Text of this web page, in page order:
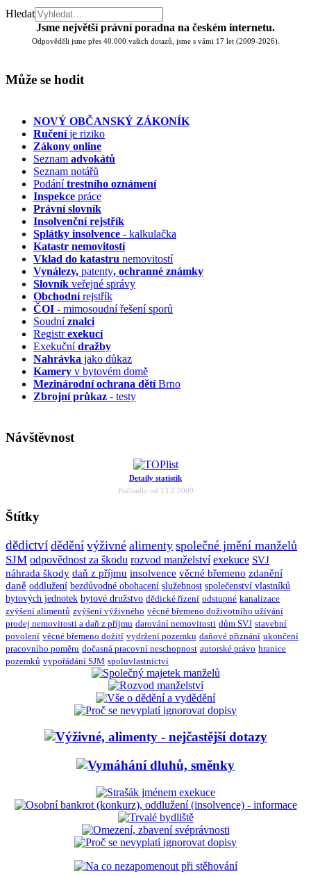
Hledat
Jsme největší právní poradna na českém internetu.
Odpověděli jsme přes 40.000 vašich dotazů, jsme s vámi 17 let (2009-2026).
Může se hodit
NOVÝ OBČANSKÝ ZÁKONÍK
Ručeníje riziko
Zákony online
Seznam advokátů
Seznam notářů
Podánítrestního oznámení
Inspekce práce
Právní slovník
Insolvenčnírejstřík
Splátky insolvence - kalkulačka
Katastr nemovitostí
Vklad do katastru nemovitostí
Vynálezy, patenty, ochranné známky
Slovník veřejné správy
Obchodnírejstřík
ČOI - mimosoudní řešení sporů
Soudníznalci
Registrexekucí
Exekučnídražby
Nahrávka jako důkaz
Kamery v bytovém domě
Mezinárodní ochrana dětíBrno
Zbrojní průkaz - testy
Návštěvnost
Detaily statistik
Počítadlo od 13.2.2009
Štítky
dědictví dědění výživné alimenty společné jmění manželů
SJM odpovědnost za škodu rozvod manželství exekuce SVJ
náhrada škody daň z příjmu insolvence věcné břemeno zdanění
daně oddlužení bezdůvodné obohacení služebnost společenství vlastníků
bytových jednotek bytové družstvo dědické řízení odstupné kanalizace
zvýšení alimentů zvýšení výživného věcné břemeno doživotního užívání
prodej nemovitosti a daň z příjmu darování nemovitosti dům SVJ stavební
povolení věcné břemeno dožití vydržení pozemku daňové přiznání ukončení
pracovního poměru dočasná pracovní neschopnost autorské právo hranice
pozemků vypořádání SJM spoluvlastnictví